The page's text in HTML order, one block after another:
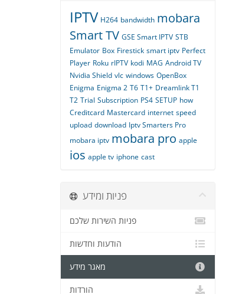
IPTV H264 bandwidth mobara
Smart TV GSE Smart IPTV STB
Emulator Box Firestick smart iptv Perfect
Player Roku rIPTV kodi MAG Android TV
Nvidia Shield vlc windows OpenBox
Enigma Enigma 2 T6 T1+ Dreamlink T1
T2 Trial Subscription PS4 SETUP how
Creditcard Mastercard internet speed
upload download Iptv Smarters Pro
mobara iptv mobara pro apple
ios apple tv iphone cast
פניות ומידע
פניות השירות שלכם
הודעות וחדשות
מאגר מידע
הורדות